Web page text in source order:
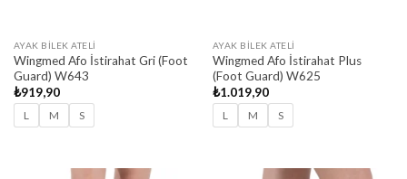
AYAK BILEK ATELI
Wingmed Afo İstirahat Gri (Foot
Guard) W643
₺919,90
L M S
AYAK BILEK ATELI
Wingmed Afo İstirahat Plus
(Foot Guard) W625
₺1.019,90
L M S